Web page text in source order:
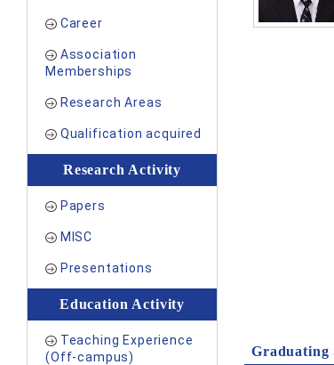
Career
Association
Memberships
Research Areas
Qualification acquired
Research Activity
Papers
MISC
Presentations
Education Activity
Teaching Experience
(Off-campus)
Graduating